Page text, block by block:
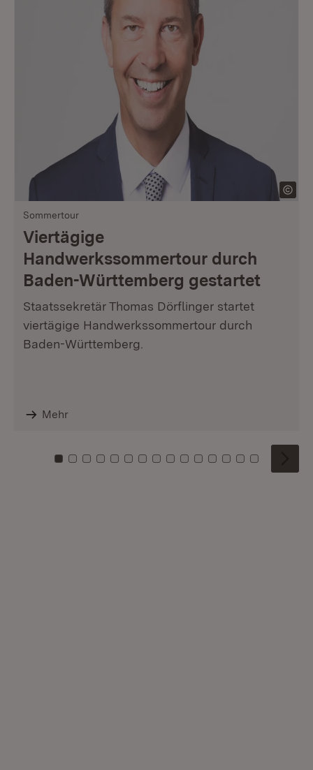
Sommertour
Viertägige
Handwerkssommertour durch
Baden-Württemberg gestartet
Staatssekretär Thomas Dörflinger startet
viertägige Handwerkssommertour durch
Baden-Württemberg.
Mehr
Zu Kachel: 0
Zu Kachel: 1
Zu Kachel: 2
Zu Kachel: 3
Zu Kachel: 4
Zu Kachel: 5
Zu Kachel: 6
Zu Kachel: 7
Zu Kachel: 8
Zu Kachel: 9
Zu Kachel: 10
Zu Kachel: 11
Zu Kachel: 12
Zu Kachel:
Zu